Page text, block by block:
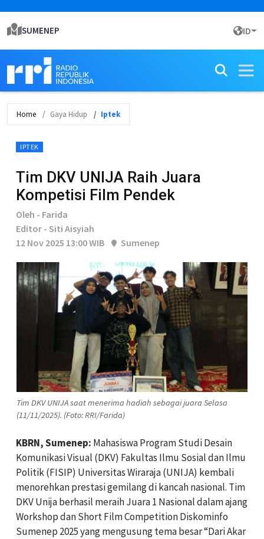
SUMENEP ID
Home Gaya Hidup Iptek
IPTEK
Tim DKV UNIJA Raih Juara
Kompetisi Film Pendek
Oleh - Farida
Editor - Siti Aisyiah
12 Nov 2025 13:00 WIB
Sumenep
Tim DKV UNIJA saat menerima hadiah sebagai juara Selasa
(11/11/2025). (Foto: RRI/Farida)
KBRN, Sumenep: Mahasiswa Program Studi Desain
Komunikasi Visual (DKV) Fakultas Ilmu Sosial dan Ilmu
Politik (FISIP) Universitas Wiraraja (UNIJA) kembali
menorehkan prestasi gemilang di kancah nasional. Tim
DKV Unija berhasil meraih Juara 1 Nasional dalam ajang
Workshop dan Short Film Competition Diskominfo
Sumenep 2025 yang mengusung tema besar “Dari Akar